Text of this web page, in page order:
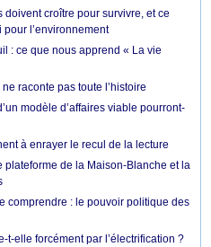
croître pour survivre, et ce
pour l’environnement
: ce que nous apprend « La vie
raconte pas toute l’histoire
modèle d’affaires viable pourront-
à enrayer le recul de la lecture
plateforme de la Maison-Blanche et la
comprendre : le pouvoir politique des
t-elle forcément par l’électrification ?